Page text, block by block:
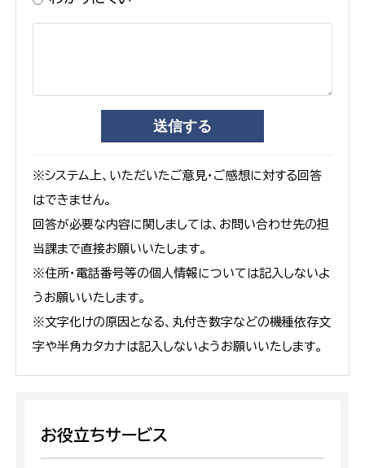
※システム上、いただいたご意見・ご感想に対する回答
はできません。
回答が必要な内容に関しましては、お問い合わせ先の担
当課まで直接お願いいたします。
※住所・電話番号等の個人情報については記入しないよ
うお願いいたします。
※文字化けの原因となる、丸付き数字などの機種依存文
字や半角カタカナは記入しないようお願いいたします。
お役立ちサービス